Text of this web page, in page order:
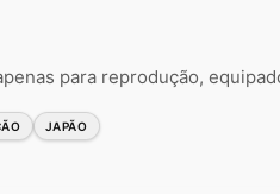
para reprodução,
JAPÃO